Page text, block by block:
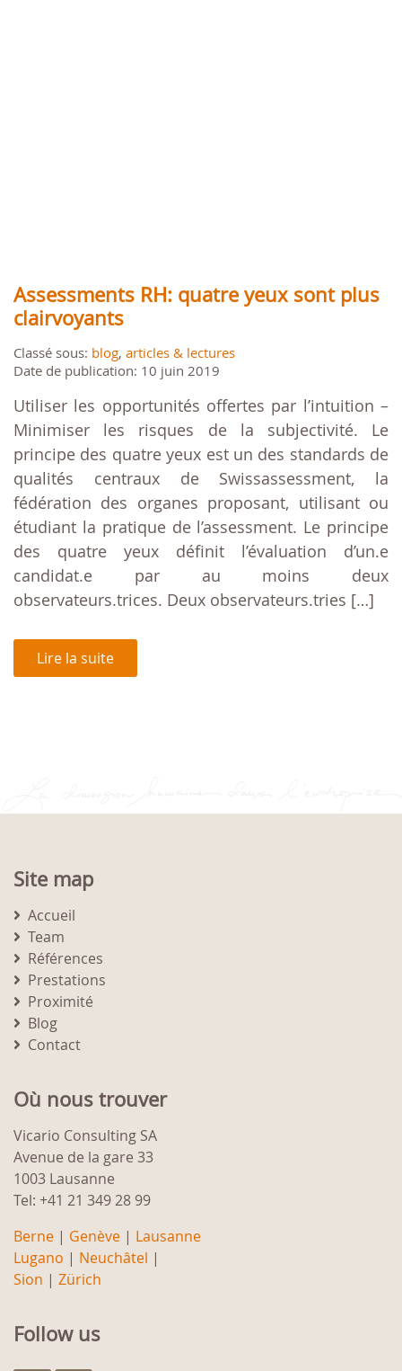
Assessments RH: quatre yeux sont plus
clairvoyants
Classé sous: blog, articles & lectures
Date de publication: 10 juin 2019
Utiliser les opportunités offertes par l’intuition –
Minimiser les risques de la subjectivité. Le
principe des quatre yeux est un des standards de
qualités centraux de Swissassessment, la
fédération des organes proposant, utilisant ou
étudiant la pratique de l’assessment. Le principe
des quatre yeux définit l’évaluation d’un.e
candidat.e par au moins deux
observateurs.trices. Deux observateurs.tries […]
Lire la suite
Site map
Accueil
Team
Références
Prestations
Proximité
Blog
Contact
Où nous trouver
Vicario Consulting SA
Avenue de la gare 33
1003 Lausanne
Tel: +41 21 349 28 99
Berne | Genève | Lausanne
Lugano | Neuchâtel |
Sion | Zürich
Follow us